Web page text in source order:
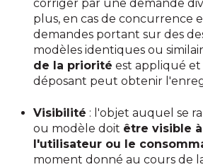
corriger par une demande
plus, en cas de concurrence
demandes portant sur des
modèles identiques ou
de la priorité est appliqué
déposant peut obtenir
Visibilité : l'objet auquel se
ou modèle doit être visible
l'utilisateur ou le
moment donné au cours de